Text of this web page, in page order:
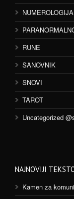
NUMEROLOGIJA
RUNE
SANOVNIK
SNOVI
TAROT
Uncategorized
NAJNOVIJI
Kamen za